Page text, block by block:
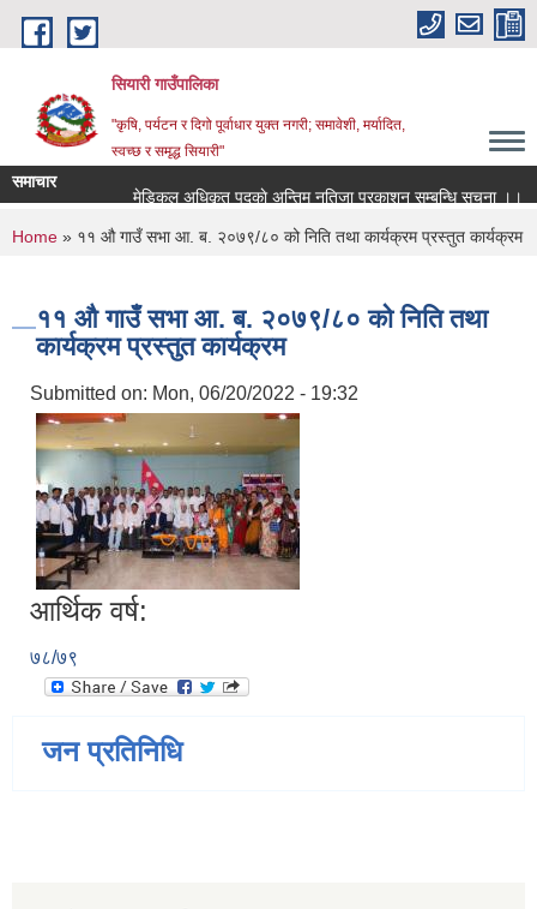
Skip to main content
सियारी गाउँपालिका
"कृषि, पर्यटन र दिगो पूर्वाधार युक्त नगरी; समावेशी, मर्यादित,
स्वच्छ र समृद्ध सियारी"
समाचार
मेडिकल अधिकृत पदकाे अन्तिम नतिजा प्रकाशन सम्बन्धि सुचना ।।
You are here
Home » ११ औ गाउँ सभा आ. ब. २०७९/८० को निति तथा कार्यक्रम प्रस्तुत कार्यक्रम
११ औ गाउँ सभा आ. ब. २०७९/८० को निति तथा
कार्यक्रम प्रस्तुत कार्यक्रम
Submitted on: Mon, 06/20/2022 - 19:32
आर्थिक वर्ष:
७८/७९
जन प्रतिनिधि